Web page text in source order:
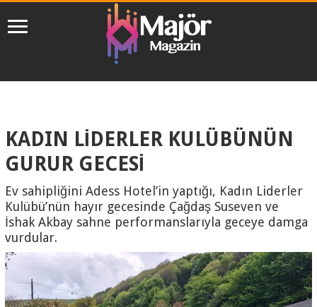
KADIN LİDERLER KULÜBÜNÜN
GURUR GECESİ
Ev sahipliğini Adess Hotel’in yaptığı, Kadın Liderler
Kulübü’nün hayır gecesinde Çağdaş Suseven ve
İshak Akbay sahne performanslarıyla geceye damga
vurdular.